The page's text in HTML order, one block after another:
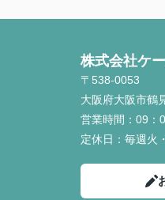
株式会社ケ
〒538-0053
大阪府大阪市鶴
営業時間： 09：
定休日： 毎週火